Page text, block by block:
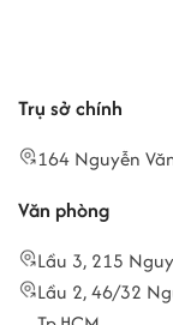
Trụ sở chính
164 Nguyễn
Văn phòng
Lầu 3, 215
Lầu 2, 46/32